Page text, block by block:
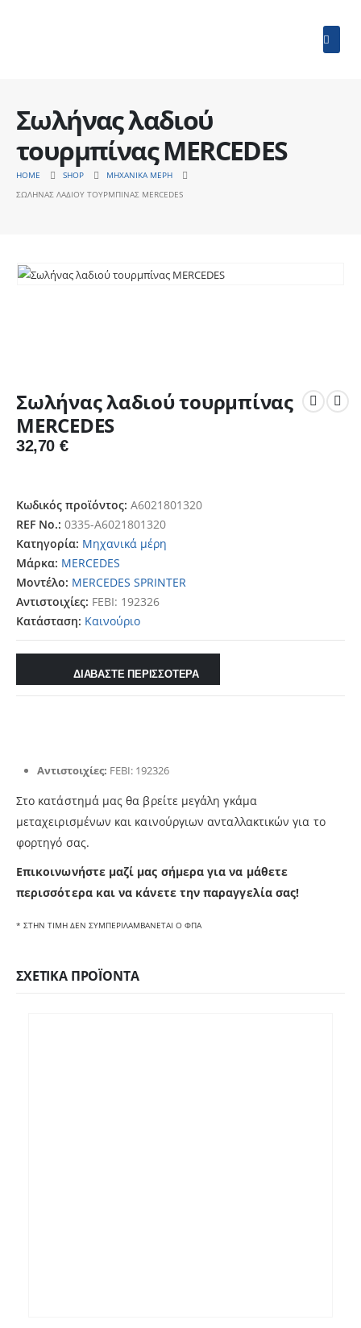
Σωλήνας λαδιού
τουρμπίνας MERCEDES
HOME SHOP
ΜΗΧΑΝΙΚΆ ΜΈΡΗ
ΣΩΛΉΝΑΣ ΛΑΔΙΟΎ ΤΟΥΡΜΠΊΝΑΣ MERCEDES
Σωλήνας λαδιού τουρμπίνας
MERCEDES
32,70 €
Κωδικός προϊόντος: A6021801320
REF No.: 0335-A6021801320
Κατηγορία: Μηχανικά μέρη
Μάρκα: MERCEDES
Μοντέλο: MERCEDES SPRINTER
Αντιστοιχίες: FEBI: 192326
Κατάσταση: Καινούριο
ΔΙΑΒΑΣΤΕ ΠΕΡΙΣΣΟΤΕΡΑ
Αντιστοιχίες: FEBI: 192326
Στο κατάστημά μας θα βρείτε μεγάλη γκάμα
μεταχειρισμένων και καινούργιων ανταλλακτικών για το
φορτηγό σας.
Επικοινωνήστε μαζί μας σήμερα για να μάθετε
περισσότερα και να κάνετε την παραγγελία σας!
* ΣΤΗΝ ΤΙΜΗ ΔΕΝ ΣΥΜΠΕΡΙΛΑΜΒΑΝΕΤΑΙ Ο ΦΠΑ
ΣΧΕΤΙΚΆ ΠΡΟΪΌΝΤΑ